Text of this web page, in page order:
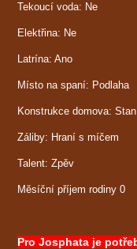
Tekoucí voda: Ne
Elektřina: Ne
Latrína: Ano
Místo na spaní: Podlaha
Konstrukce domova: Stan
Záliby: Hraní s míčem
Talent: Zpěv
Měsíční příjem rodiny 0
Pro Josphata je